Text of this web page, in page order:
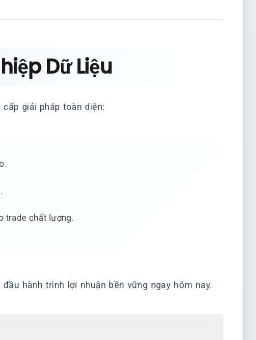
Dữ Liệu
giải pháp toàn diện:
trade chất lượng.
hành trình lợi nhuận bền vững ngay hôm nay.